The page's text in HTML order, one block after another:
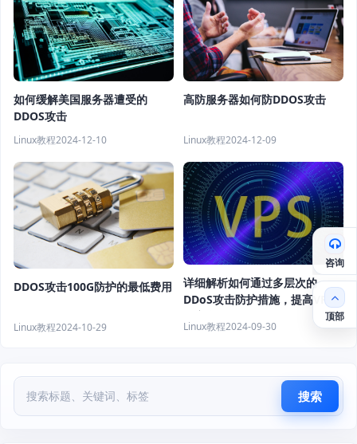
如何缓解美国服务器遭受的
DDOS攻击
Linux教程2024-12-10
高防服务器如何防DDOS攻击
Linux教程2024-12-09
DDOS攻击100G防护的最低费用
Linux教程2024-10-29
详细解析如何通过多层次的
DDoS攻击防护措施，提高VPS
的安全性
Linux教程2024-09-30
搜索
咨询
顶部